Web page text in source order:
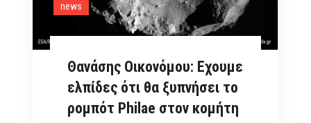
news
Θανάσης Οικονόμου: Εχουμε
ελπίδες ότι θα ξυπνήσει το
ρομπότ Philae στον κομήτη